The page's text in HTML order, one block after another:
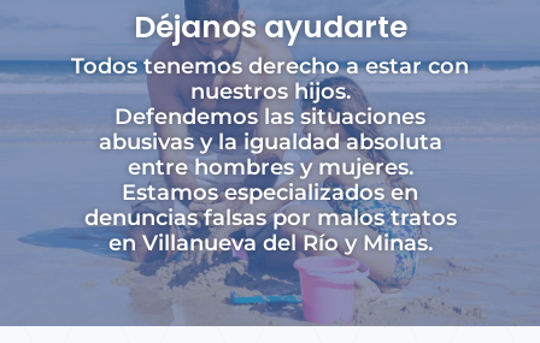
Déjanos ayudarte
Todos tenemos derecho a estar con
nuestros hijos.
Defendemos las situaciones
abusivas y la igualdad absoluta
entre hombres y mujeres.
Estamos especializados en
denuncias falsas por malos tratos
en Villanueva del Río y Minas.